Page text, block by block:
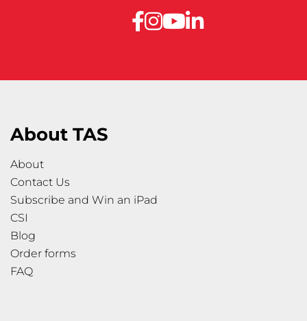
About TAS
About
Contact Us
Subscribe and Win an iPad
CSI
Blog
Order forms
FAQ